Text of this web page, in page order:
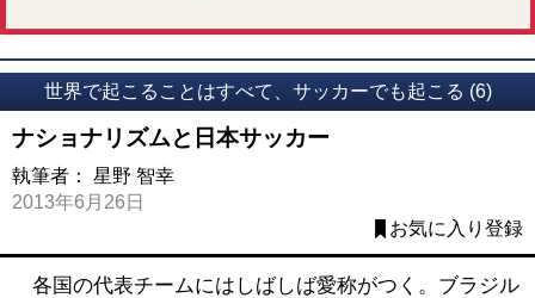
世界で起こることはすべて、サッカーでも起こる (6)
ナショナリズムと日本サッカー
執筆者： 星野 智幸
2013年6月26日
お気に入り登録
各国の代表チームにはしばしば愛称がつく。ブラジル